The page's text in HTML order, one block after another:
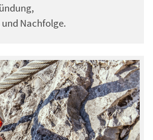
Nachfolge.